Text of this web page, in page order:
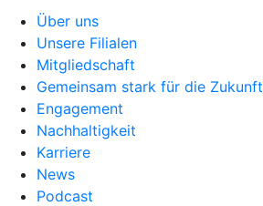
Über uns
Unsere Filialen
Mitgliedschaft
Gemeinsam stark für die Zukunft
Engagement
Nachhaltigkeit
Karriere
News
Podcast